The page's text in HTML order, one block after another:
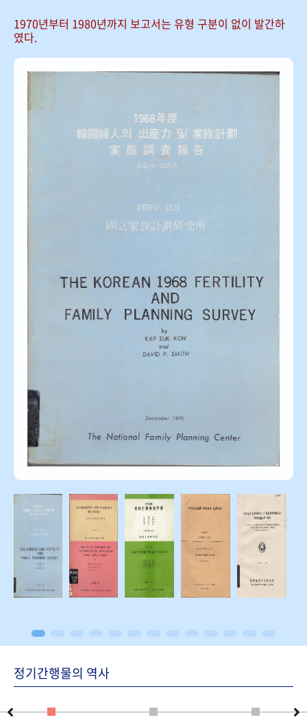
1970년부터 1980년까지 보고서는 유형 구분이 없이 발간하
였다.
정기간행물의 역사